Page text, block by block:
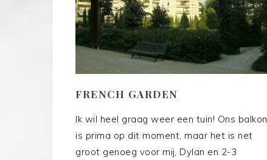
FRENCH GARDEN
Ik wil heel graag weer een tuin! Ons balkon
is prima op dit moment, maar het is net
groot genoeg voor mij, Dylan en 2-3